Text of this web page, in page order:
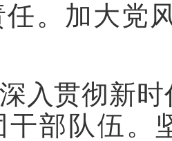
任。加大党
深入贯彻新
干部队伍。